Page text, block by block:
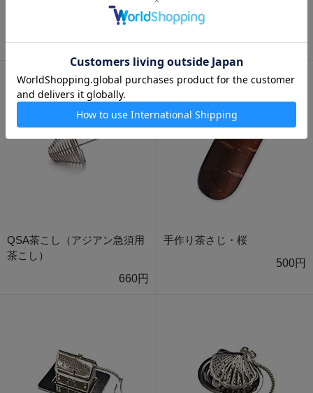
600円
こし
500円
QSA茶こし（アジアン急須用
茶こし）
660円
手作り茶さじ・桜
500円